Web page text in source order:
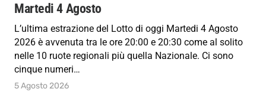
Martedi 4 Agosto
L’ultima estrazione del Lotto di oggi Martedi 4 Agosto
2026 è avvenuta tra le ore 20:00 e 20:30 come al solito
nelle 10 ruote regionali più quella Nazionale. Ci sono
cinque numeri…
5 Agosto 2026